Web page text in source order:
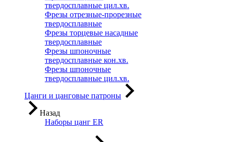
твердосплавные цил.хв.
Фрезы отрезные-прорезные
твердосплавные
Фрезы торцевые насадные
твердосплавные
Фрезы шпоночные
твердосплавные кон.хв.
Фрезы шпоночные
твердосплавные цил.хв.
Цанги и цанговые патроны
Назад
Наборы цанг ER